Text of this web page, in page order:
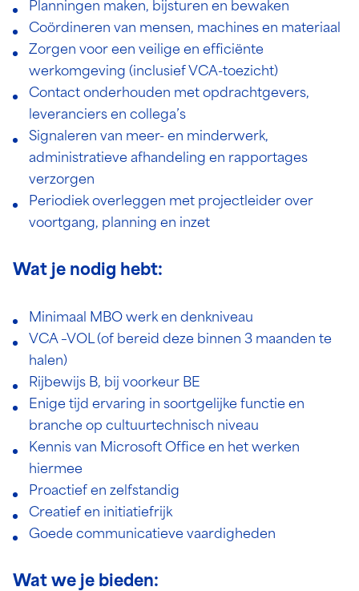
Planningen maken, bijsturen en bewaken
Coördineren van mensen, machines en materiaal
Zorgen voor een veilige en efficiënte
werkomgeving (inclusief VCA-toezicht)
Contact onderhouden met opdrachtgevers,
leveranciers en collega’s
Signaleren van meer- en minderwerk,
administratieve afhandeling en rapportages
verzorgen
Periodiek overleggen met projectleider over
voortgang, planning en inzet
Wat je nodig hebt:
Minimaal MBO werk en denkniveau
VCA –VOL (of bereid deze binnen 3 maanden te
halen)
Rijbewijs B, bij voorkeur BE
Enige tijd ervaring in soortgelijke functie en
branche op cultuurtechnisch niveau
Kennis van Microsoft Office en het werken
hiermee
Proactief en zelfstandig
Creatief en initiatiefrijk
Goede communicatieve vaardigheden
Wat we je bieden: